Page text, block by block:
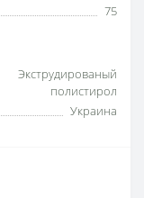
75
Экструдированый
полистирол
Украина